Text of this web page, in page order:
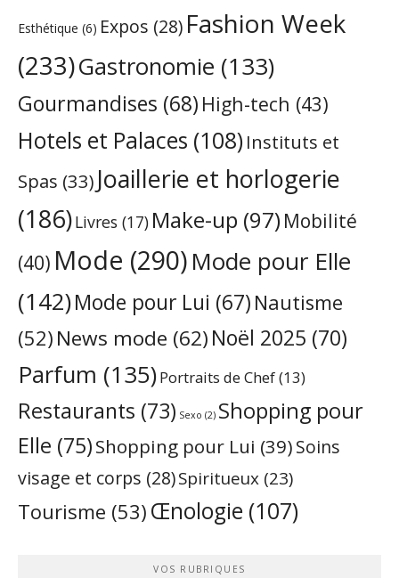
Esthétique (6) Expos (28) Fashion Week
(233)Gastronomie (133)
Gourmandises (68) High-tech (43)
Hotels et Palaces (108) Instituts et
Spas (33) Joaillerie et horlogerie
(186)Livres (17) Make-up (97) Mobilité
(40) Mode (290)Mode pour Elle
(142)Mode pour Lui (67) Nautisme
(52) News mode (62)Noël 2025 (70)
Parfum (135)Portraits de Chef(13)
Restaurants (73) Sexo (2) Shopping pour
Elle (75)Shopping pour Lui (39)Soins
visage et corps (28)Spiritueux (23)
Tourisme (53) Œnologie (107)
VOS RUBRIQUES